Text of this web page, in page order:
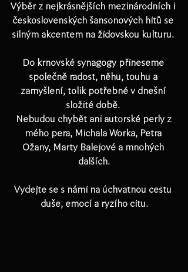
Výběr z nejkrásnějších mezinárodních i
československých šansonových hitů se
silným akcentem na židovskou kulturu.
Do krnovské synagogy přineseme
společně radost, něhu, touhu a
zamyšlení, tolik potřebné v dnešní
složité době.
mého pera, Michala Worka, Petra
Ožany, Marty Balejové a mnohých
dalších.
Vydejte se s námi na úchvatnou cestu
duše, emocí a ryzího citu.